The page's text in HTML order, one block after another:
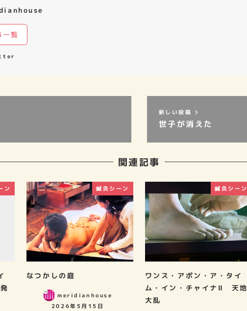
一覧
新しい投稿
世子が消えた
関連記事
ン 鍼灸シーン
なつかしの庭
meridianhouse
2026年5月15日
鍼灸シーン
ワンス・アポン・ア・タイ
ム・イン・チャイナⅡ 天地
大乱